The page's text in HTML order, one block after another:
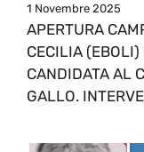
1 Novembre 2025
APERTURA
CECILIA (EBOLI)
CANDIDATA AL
GALLO.